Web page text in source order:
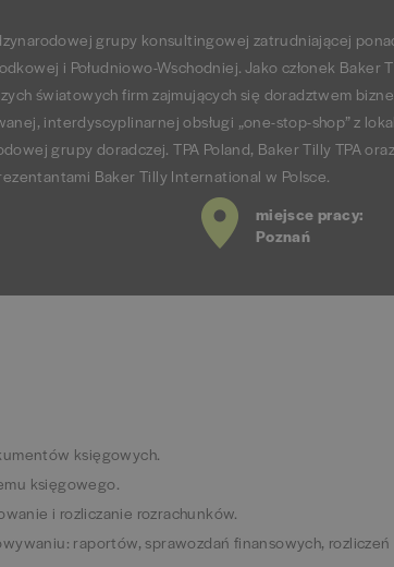
grupy konsultingowej zatrudniającej
i Południowo-Wschodniej. Jako członek Baker
światowych firm zajmujących się doradztwem
interdyscyplinarnej obsługi „one-stop-shop” z
grupy doradczej. TPA Poland, Baker Tilly TPA
Baker Tilly International w Polsce.
miejsce pracy:
Poznań
księgowych.
księgowego.
i rozliczanie rozrachunków.
raportów, sprawozdań finansowych,